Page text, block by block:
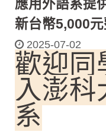
應用外語系提
新台幣5,000元
2025-07-02
歡迎同
入澎科
系